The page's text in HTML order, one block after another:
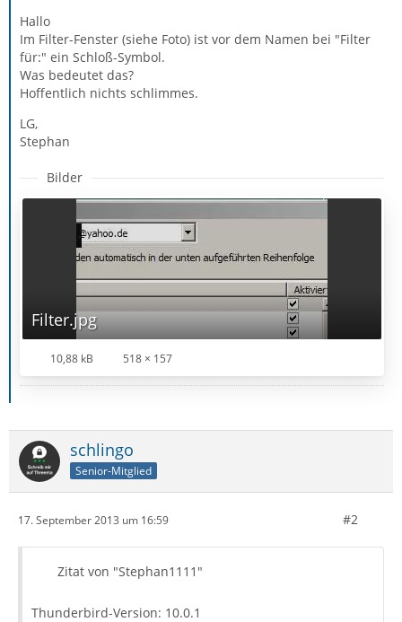
Hallo
Im Filter-Fenster (siehe Foto) ist vor dem Namen bei "Filter
für:" ein Schloß-Symbol.
Was bedeutet das?
Hoffentlich nichts schlimmes.
LG,
Stephan
Bilder
Filter.jpg
10,88 kB 518 × 157
schlingo
Senior-Mitglied
17. September 2013 um 16:59 #2
Zitat von "Stephan1111"
Thunderbird-Version: 10.0.1